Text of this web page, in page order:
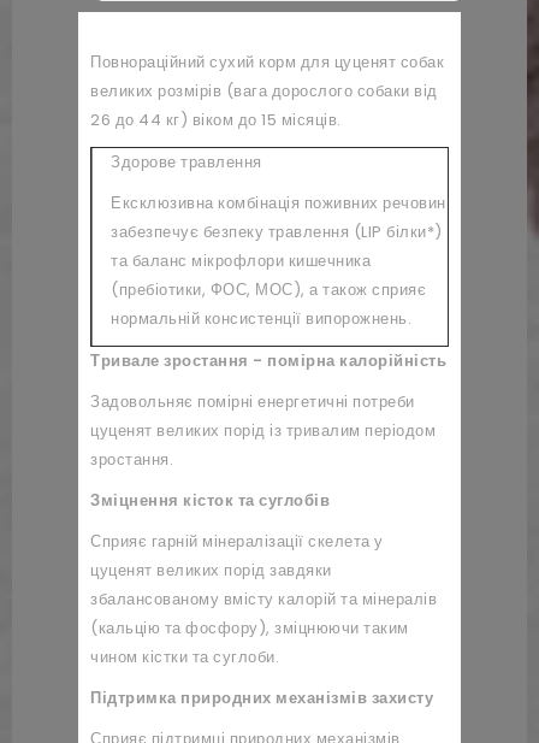
Повнораційний сухий корм для цуценят собак
великих розмірів (вага дорослого собаки від
26 до 44 кг) віком до 15 місяців.
Здорове травлення
Ексклюзивна комбінація поживних речовин
забезпечує безпеку травлення (LIP білки*)
та баланс мікрофлори кишечника
(пребіотики, ФОС, МОС), а також сприяє
нормальній консистенції випорожнень.
Тривале зростання - помірна калорійність
Задовольняє помірні енергетичні потреби
цуценят великих порід із тривалим періодом
зростання.
Зміцнення кісток та суглобів
Сприяє гарній мінералізації скелета у
цуценят великих порід завдяки
збалансованому вмісту калорій та мінералів
(кальцію та фосфору), зміцнюючи таким
чином кістки та суглоби.
Підтримка природних механізмів захисту